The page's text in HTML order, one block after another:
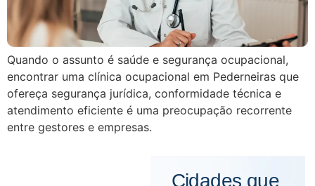
Quando o assunto é saúde e segurança ocupacional,
encontrar uma clínica ocupacional em Pederneiras que
ofereça segurança jurídica, conformidade técnica e
atendimento eficiente é uma preocupação recorrente
entre gestores e empresas.
Cidades que